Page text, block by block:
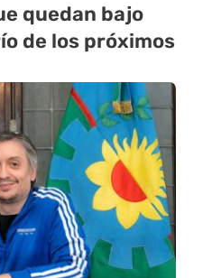
quedan bajo
de los próximos